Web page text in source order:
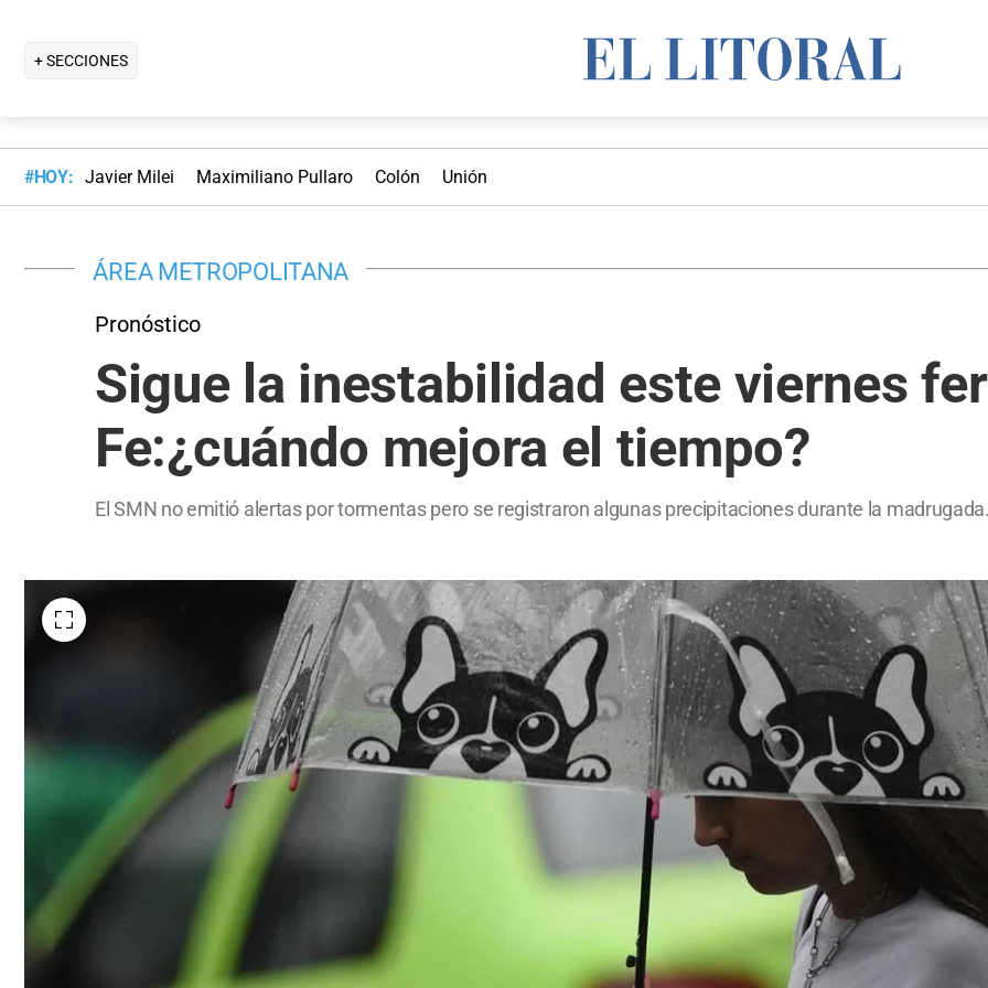
+ SECCIONES
#HOY: Javier Milei Maximiliano Pullaro Colón Unión
ÁREA METROPOLITANA
Pronóstico
Sigue la inestabilidad este viernes
Fe:¿cuándo mejora el tiempo?
El SMN no emitió alertas por tormentas pero se registraron algunas precipitaciones durante la